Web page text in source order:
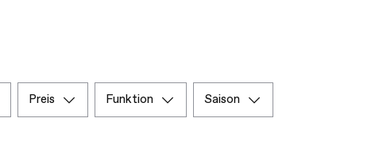
preis funktion saison